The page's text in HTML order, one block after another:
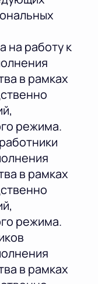
на работу к
в рамках
режима.
в рамках
режима.
в рамках